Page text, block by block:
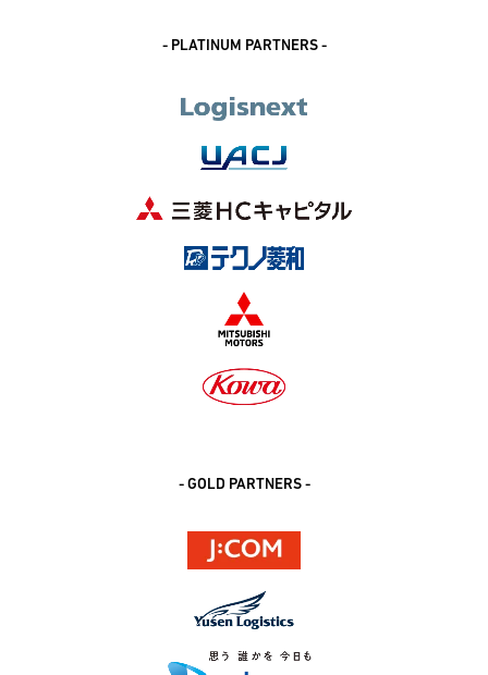
- PLATINUM PARTNERS -
- GOLD PARTNERS -